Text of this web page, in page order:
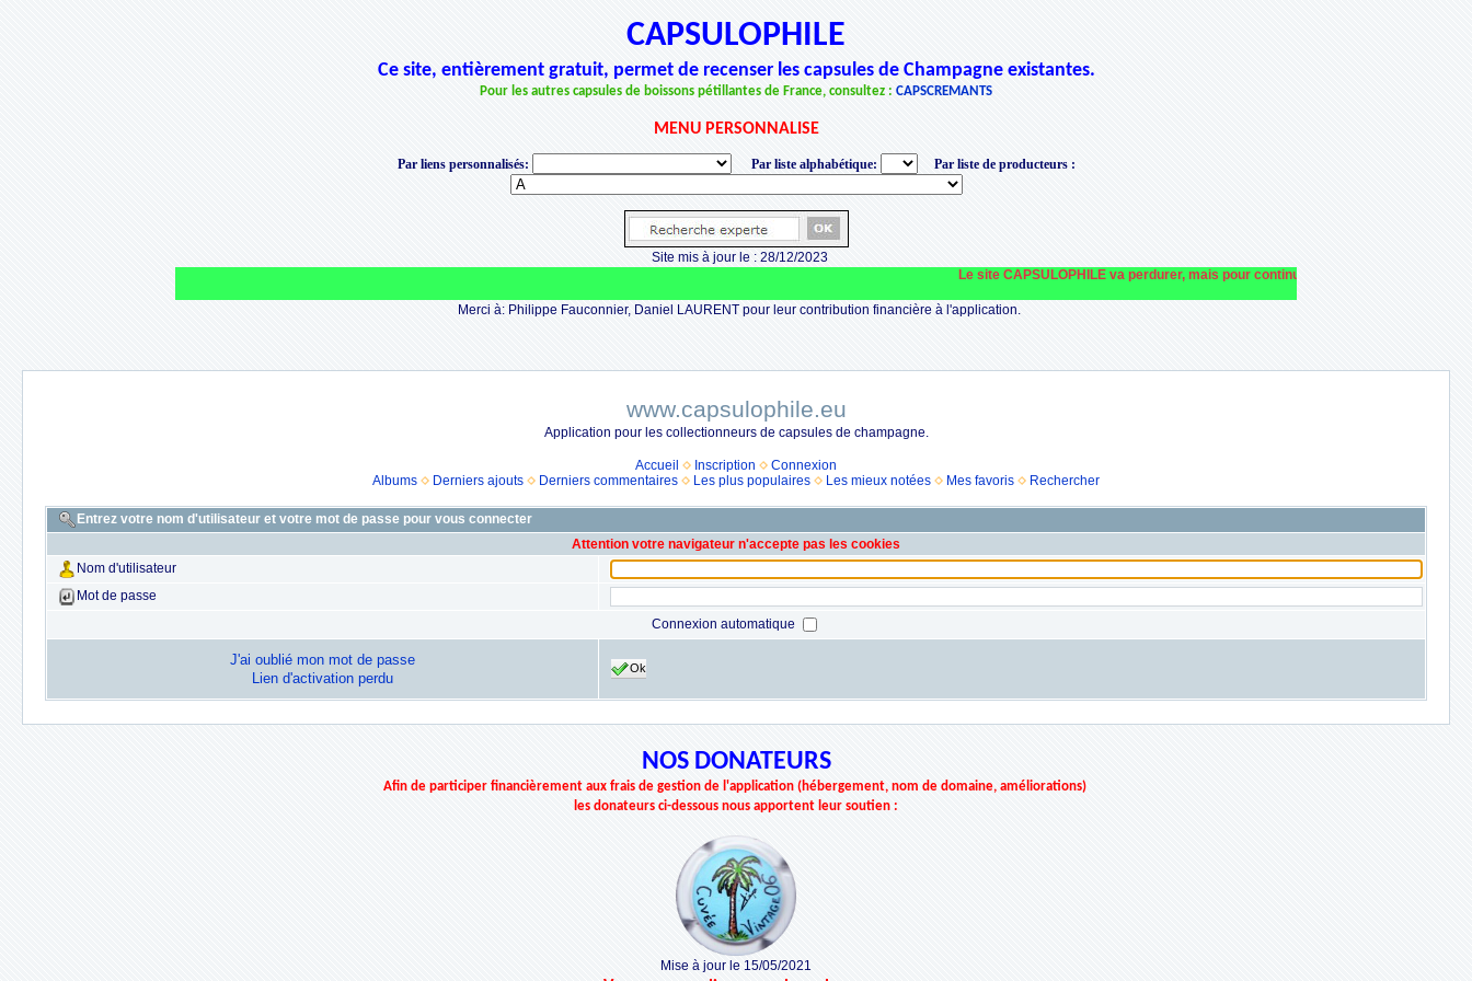
CAPSULOPHILE
Ce site, entièrement gratuit, permet de recenser les capsules de Champagne existantes.
Pour les autres capsules de boissons pétillantes de France, consultez : CAPSCREMANTS
MENU PERSONNALISE
Par liens personnalisés: Par liste alphabétique: Par liste de producteurs :
Site mis à jour le : 28/12/2023
Le site CAPSULOPHILE va perdurer, mais pour continuer à le faire fonctionner et
Merci à: Philippe Fauconnier, Daniel LAURENT pour leur contribution financière à l'application.
www.capsulophile.eu
Application pour les collectionneurs de capsules de champagne.
Accueil Inscription
Connexion
Albums
Derniers ajouts Derniers commentaires Les plus populaires Les mieux notées Mes favoris Rechercher
Entrez votre nom d'utilisateur et votre mot de passe pour vous connecter
Attention votre navigateur n'accepte pas les cookies
Nom d'utilisateur
Mot de passe
Connexion automatique
J'ai oublié mon mot de passe
Lien d'activation perdu
Ok
NOS DONATEURS
Afin de participer financièrement aux frais de gestion de l'application (hébergement, nom de domaine, améliorations)
les donateurs ci-dessous nous apportent leur soutien :
Mise à jour le 15/05/2021